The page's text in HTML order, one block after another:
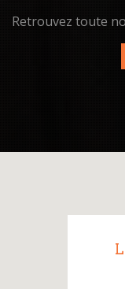
Retrouvez toute